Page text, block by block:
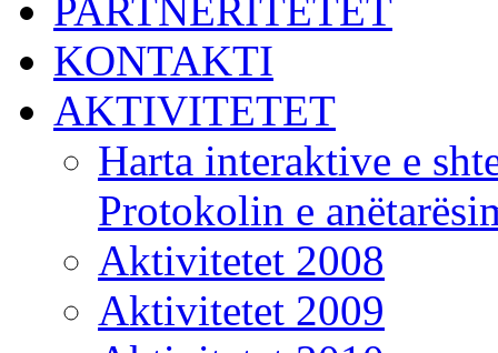
PARTNERITETET
KONTAKTI
AKTIVITETET
Harta interaktive e
Protokolin e
Aktivitetet 2008
Aktivitetet 2009